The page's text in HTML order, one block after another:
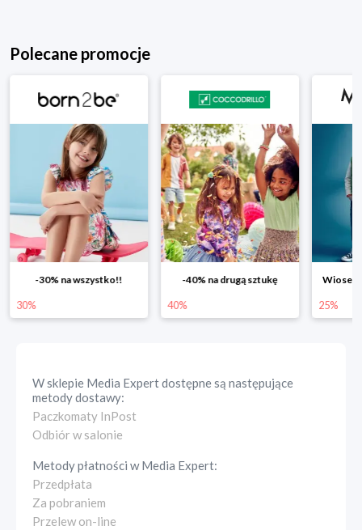
Polecane promocje
-30% na wszystko!!
30%
-40% na drugą sztukę
40% 25%
W sklepie Media Expertdostępne są następujące
metody dostawy:
Paczkomaty InPost
Odbiór w salonie
Metody płatności wMedia Expert:
Przedpłata
Za pobraniem
Przelew on-line